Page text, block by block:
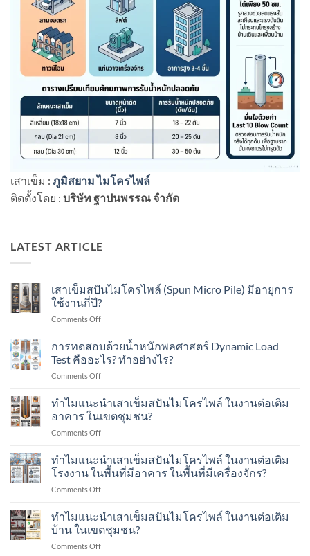
เสาเข็ม : ภูมิสยาม ไมโครไพล์
ติดตั้งโดย : บริษัท ฐาปนพรรณ จำกัด
LATEST ARTICLE
เสาเข็มสปันไมโครไพล์ (Spun Micro Pile) มีอายุการ
ใช้งานกี่ปี?
Comments Offon
เข็ม
ส
ปัน
ไมโคร
(Spun
Micro
ใช้
งาน
การทดสอบด้วยน้ำหนักพลศาสตร์ Dynamic Load
Test คืออะไร? ทำอย่างไร?
Comments Offon
ทดสอบ
ด้วย
น้ำ
หนัก
Dynamic
Load
ทำ
อย่างไร?
ทำไมแนะนำเสาเข็มสปันไมโครไพล์ ในงานต่อเติม
อาคาร ในเขตชุมชน?
Comments Offon
แนะนำ
เสา
เข็ม
ส
ไมโคร
ไพล์
ทำไมแนะนำเสาเข็มสปันไมโครไพล์ ในงานต่อเติม
โรงงาน ในพื้นที่มีอาคาร ในพื้นที่มีเครื่องจักร?
Comments Offon
แนะนำ
เสา
เข็ม
ส
ทำไมแนะนำเสาเข็มสปันไมโครไพล์ ในงานต่อเติม
บ้าน ในเขตชุมชน?
Comments Offon